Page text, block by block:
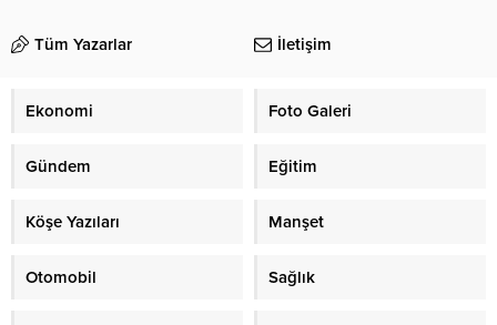
Tüm Yazarlar İletişim
Ekonomi Foto Galeri
Gündem Eğitim
Köşe Yazıları Manşet
Otomobil Sağlık